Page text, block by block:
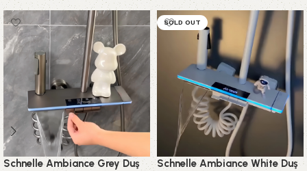
Schnelle Ambiance Grey Duş
SOLD OUT
Schnelle Ambiance White Duş